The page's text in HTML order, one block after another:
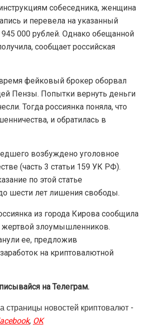
собеседника, женщина
и перевела на указанный
000 рублей. Однако обещанной
сообщает российская
фейковый брокер оборвал
Пензы. Попытки вернуть деньги
Тогда россиянка поняла, что
и обратилась в
возбуждено уголовное
(часть 3 статьи 159 УК РФ).
по этой статье
шести лет лишения свободы.
из города Кирова сообщила
жертвой злоумышленников.
ее, предложив
на криптовалютной
на Телеграм.
страницы новостей криптовалют -
, OK